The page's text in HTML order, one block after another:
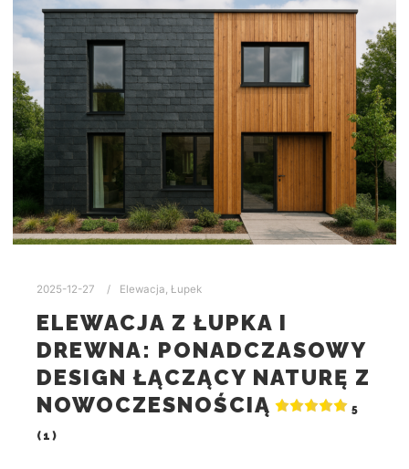
2025-12-27 Elewacja, Łupek
ELEWACJA Z ŁUPKA I
DREWNA: PONADCZASOWY
DESIGN ŁĄCZĄCY NATURĘ Z
NOWOCZESNOŚCIĄ
5
(1)